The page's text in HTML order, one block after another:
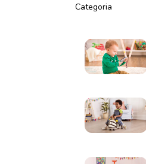
Categoria